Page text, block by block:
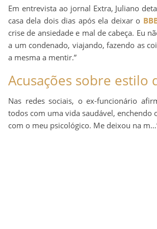
Em entrevista ao jornal Extra, Juliano
casa dela dois dias após ela deixar o
crise de ansiedade e mal de cabeça. Eu
a um condenado, viajando, fazendo as
a mesma a mentir.”
Acusações sobre
Nas redes sociais, o ex-funcionário
todos com uma vida saudável, enchendo
com o meu psicológico. Me deixou na